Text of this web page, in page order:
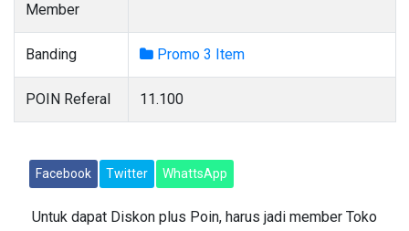
Member
Banding Promo 3 Item
POIN Referal 11.100
Facebook Twitter WhattsApp
Untuk dapat Diskon plus Poin, harus jadi member Toko